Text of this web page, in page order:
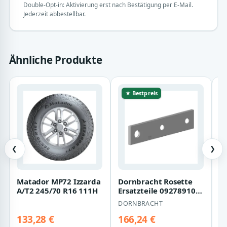
Double-Opt-in: Aktivierung erst nach Bestätigung per E-Mail.
Jederzeit abbestellbar.
Ähnliche Produkte
❮
Matador MP72 Izzarda
A/T2 245/70 R16 111H
133,28 €
★ Bestpreis
Dornbracht Rosette
Ersatzteile 092789109
255 x 55 x 8,5 mm
Weiß matt 0…
DORNBRACHT
166,24 €
❯